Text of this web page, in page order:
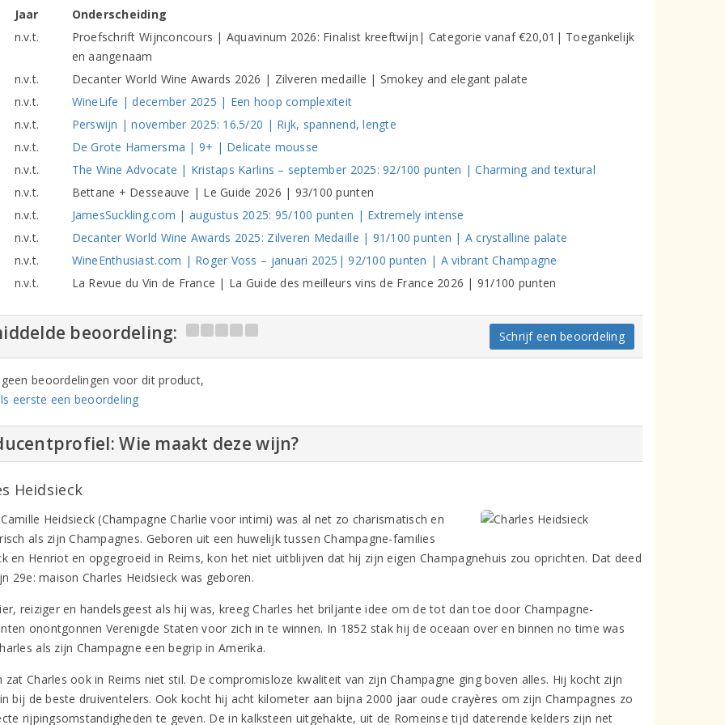
Jaar
Onderscheiding
n.v.t.
Proefschrift Wijnconcours | Aquavinum 2026: Finalist kreeftwijn| Categorie vanaf €20,01| Toegankelijk
en aangenaam
n.v.t.
Decanter World Wine Awards 2026 | Zilveren medaille | Smokey and elegant palate
n.v.t.
WineLife | december 2025 | Een hoop complexiteit
n.v.t.
Perswijn | november 2025: 16.5/20 | Rijk, spannend, lengte
n.v.t.
De Grote Hamersma | 9+ | Delicate mousse
n.v.t.
The Wine Advocate | Kristaps Karlins – september 2025: 92/100 punten | Charming and textural
n.v.t.
Bettane + Desseauve | Le Guide 2026 | 93/100 punten
n.v.t.
JamesSuckling.com | augustus 2025: 95/100 punten | Extremely intense
n.v.t.
Decanter World Wine Awards 2025: Zilveren Medaille | 91/100 punten | A crystalline palate
n.v.t.
WineEnthusiast.com | Roger Voss – januari 2025| 92/100 punten | A vibrant Champagne
n.v.t.
La Revue du Vin de France | La Guide des meilleurs vins de France 2026 | 91/100 punten
beoordeling: Schrijf een beoordeling
beoordelingen voor dit product,
eerste een beoordeling
Wie maakt deze wijn?
Heidsieck
Heidsieck (Champagne Charlie voor intimi) was al net zo charismatisch en
als zijn Champagnes. Geboren uit een huwelijk tussen Champagne-families
en Henriot en opgegroeid in Reims, kon het niet uitblijven dat hij zijn eigen Champagnehuis zou oprichten. Dat deed
29e: maison Charles Heidsieck was geboren.
reiziger en handelsgeest als hij was, kreeg Charles het briljante idee om de tot dan toe door Champagne-
onontgonnen Verenigde Staten voor zich in te winnen. In 1852 stak hij de oceaan over en binnen no time was
als zijn Champagne een begrip in Amerika.
zat Charles ook in Reims niet stil. De compromisloze kwaliteit van zijn Champagne ging boven alles. Hij kocht zijn
bij de beste druiventelers. Ook kocht hij acht kilometer aan bijna 2000 jaar oude crayères om zijn Champagnes zo
rijpingsomstandigheden te geven. De in kalksteen uitgehakte, uit de Romeinse tijd daterende kelders zijn net